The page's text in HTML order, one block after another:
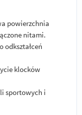
powierzchnia
nitami.
odkształceń
klocków
sportowych i